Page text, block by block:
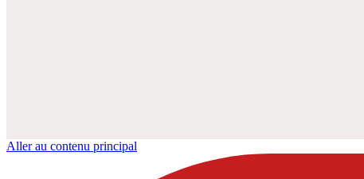
Aller au contenu principal